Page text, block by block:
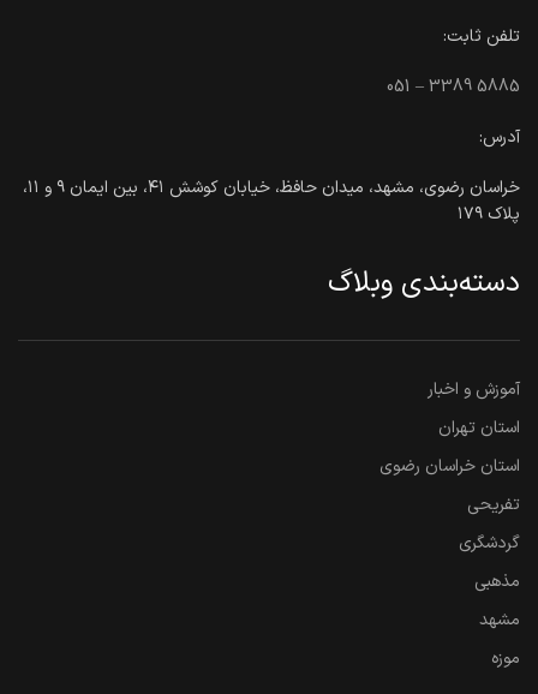
تلفن ثابت:
051 – 3389 5885
آدرس:
خراسان رضوی، مشهد، میدان حافظ، خیابان کوشش ۴۱، بین ایمان ۹ و ۱۱،
پلاک ۱۷۹
دسته‌بندی وبلاگ
آموزش و اخبار
استان تهران
استان خراسان رضوی
تفریحی
گردشگری
مذهبی
مشهد
موزه